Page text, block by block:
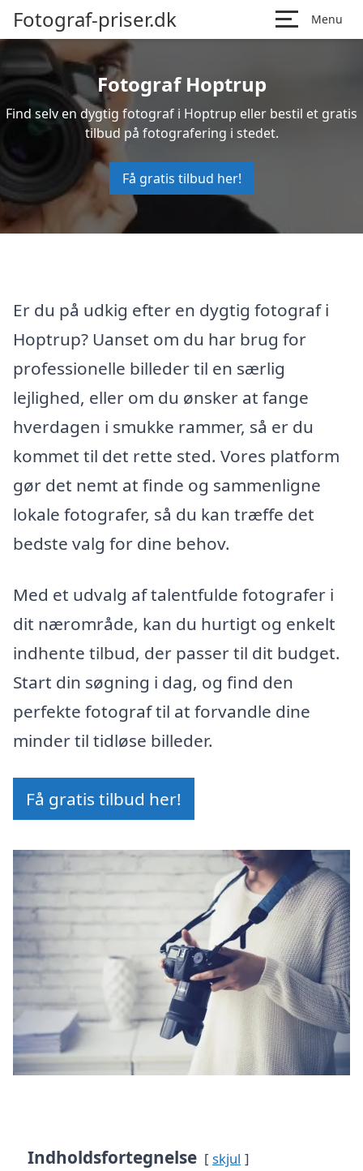
Fotograf-priser.dk Menu
Fotograf Hoptrup
Find selv en dygtig fotograf i Hoptrup eller bestil et gratis
tilbud på fotografering i stedet.
Få gratis tilbud her!
Er du på udkig efter en dygtig fotograf i
Hoptrup? Uanset om du har brug for
professionelle billeder til en særlig
lejlighed, eller om du ønsker at fange
hverdagen i smukke rammer, så er du
kommet til det rette sted. Vores platform
gør det nemt at finde og sammenligne
lokale fotografer, så du kan træffe det
bedste valg for dine behov.
Med et udvalg af talentfulde fotografer i
dit nærområde, kan du hurtigt og enkelt
indhente tilbud, der passer til dit budget.
Start din søgning i dag, og find den
perfekte fotograf til at forvandle dine
minder til tidløse billeder.
Få gratis tilbud her!
Indholdsfortegnelse skjul